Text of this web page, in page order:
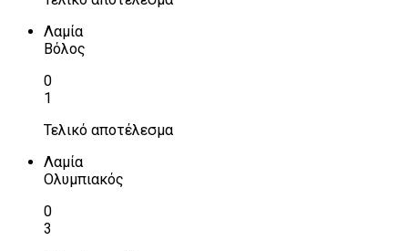
Λαμία
Βόλος
0
1
Τελικό αποτέλεσμα
Λαμία
Ολυμπιακός
0
3